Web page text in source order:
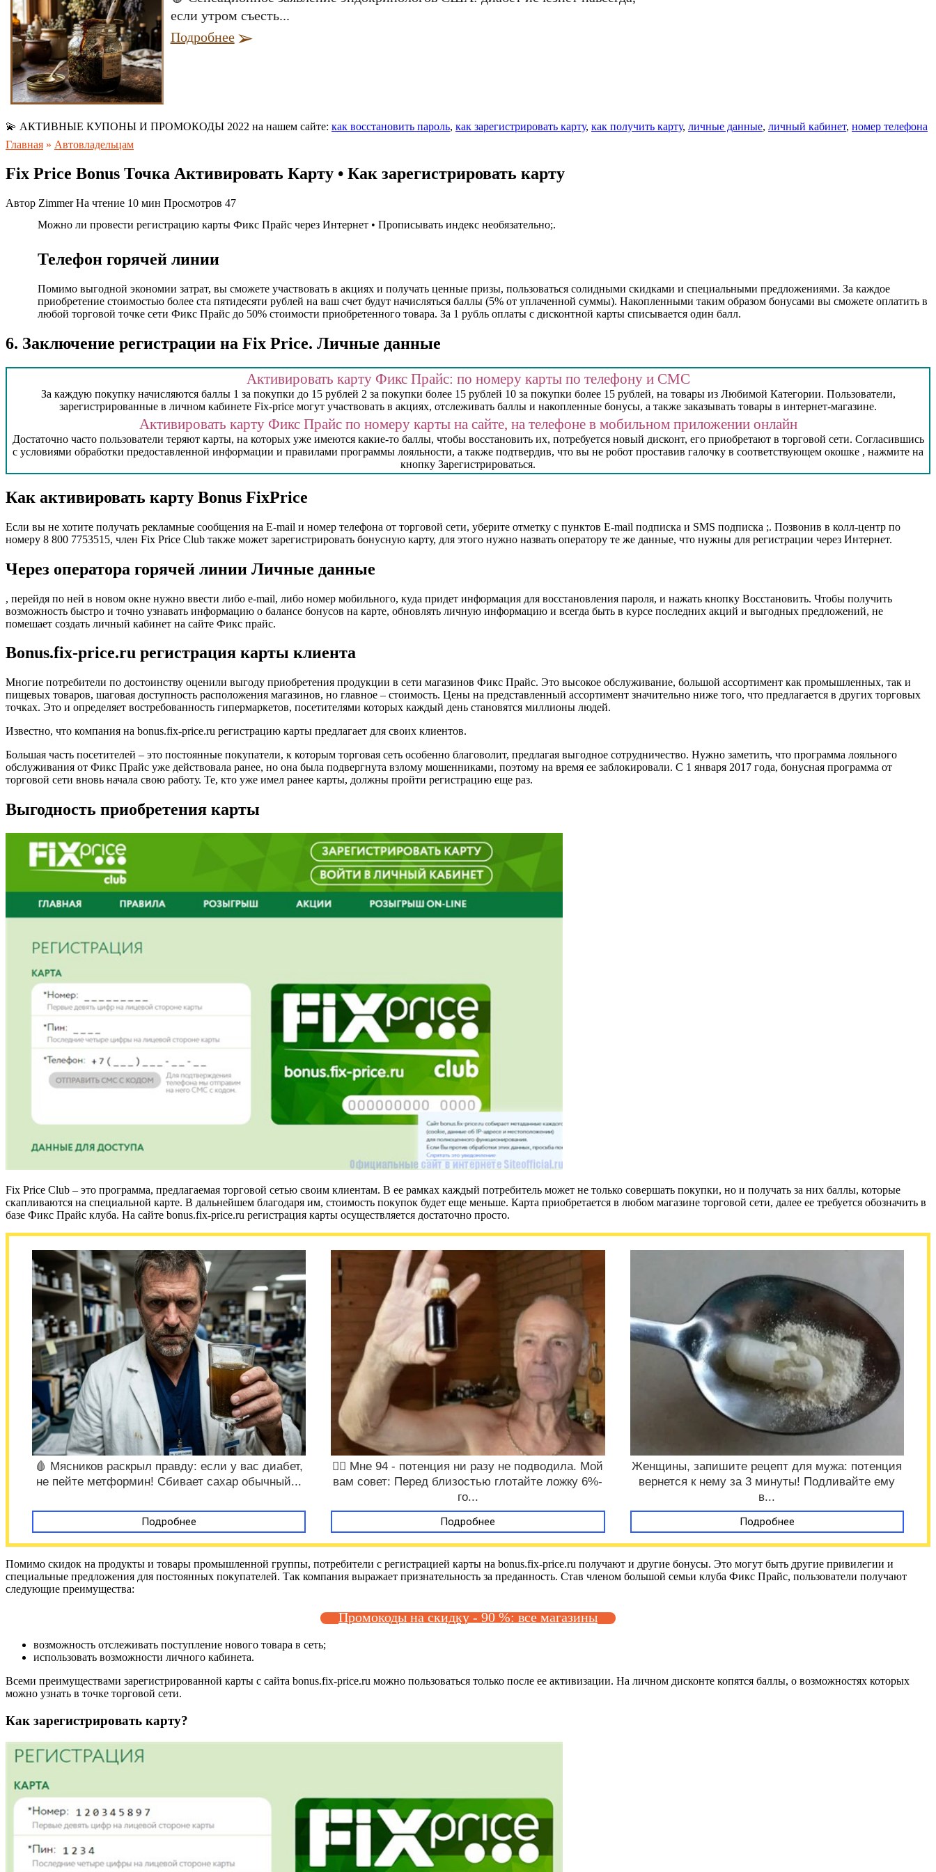
если утром съесть...
Подробнее
💫 АКТИВНЫЕ КУПОНЫ И ПРОМОКОДЫ 2022 на нашем сайте: как восстановить пароль, как зарегистрировать карту, как получить карту, личные данные, личный кабинет, номер телефона
Главная » Автовладельцам
Fix Price Bonus Точка Активировать Карту • Как зарегистрировать карту
Автор Zimmer На чтение 10 мин Просмотров 47
Можно ли провести регистрацию карты Фикс Прайс через Интернет • Прописывать индекс необязательно;.
Телефон горячей линии
Помимо выгодной экономии затрат, вы сможете участвовать в акциях и получать ценные призы, пользоваться солидными скидками и специальными предложениями. За каждое
приобретение стоимостью более ста пятидесяти рублей на ваш счет будут начисляться баллы (5% от уплаченной суммы). Накопленными таким образом бонусами вы сможете оплатить в
любой торговой точке сети Фикс Прайс до 50% стоимости приобретенного товара. За 1 рубль оплаты с дисконтной карты списывается один балл.
6. Заключение регистрации на Fix Price. Личные данные
Активировать карту Фикс Прайс: по номеру карты по телефону и СМС
За каждую покупку начисляются баллы 1 за покупки до 15 рублей 2 за покупки более 15 рублей 10 за покупки более 15 рублей, на товары из Любимой Категории. Пользователи,
зарегистрированные в личном кабинете Fix-price могут участвовать в акциях, отслеживать баллы и накопленные бонусы, а также заказывать товары в интернет-магазине.
Активировать карту Фикс Прайс по номеру карты на сайте, на телефоне в мобильном приложении онлайн
Достаточно часто пользователи теряют карты, на которых уже имеются какие-то баллы, чтобы восстановить их, потребуется новый дисконт, его приобретают в торговой сети. Согласившись
с условиями обработки предоставленной информации и правилами программы лояльности, а также подтвердив, что вы не робот проставив галочку в соответствующем окошке , нажмите на
кнопку Зарегистрироваться.
Как активировать карту Bonus FixPrice
Если вы не хотите получать рекламные сообщения на E-mail и номер телефона от торговой сети, уберите отметку с пунктов E-mail подписка и SMS подписка ;. Позвонив в колл-центр по
номеру 8 800 7753515, член Fix Price Club также может зарегистрировать бонусную карту, для этого нужно назвать оператору те же данные, что нужны для регистрации через Интернет.
Через оператора горячей линии Личные данные
, перейдя по ней в новом окне нужно ввести либо e-mail, либо номер мобильного, куда придет информация для восстановления пароля, и нажать кнопку Восстановить. Чтобы получить
возможность быстро и точно узнавать информацию о балансе бонусов на карте, обновлять личную информацию и всегда быть в курсе последних акций и выгодных предложений, не
помешает создать личный кабинет на сайте Фикс прайс.
Bonus.fix-price.ru регистрация карты клиента
Многие потребители по достоинству оценили выгоду приобретения продукции в сети магазинов Фикс Прайс. Это высокое обслуживание, большой ассортимент как промышленных, так и
пищевых товаров, шаговая доступность расположения магазинов, но главное – стоимость. Цены на представленный ассортимент значительно ниже того, что предлагается в других торговых
точках. Это и определяет востребованность гипермаркетов, посетителями которых каждый день становятся миллионы людей.
Известно, что компания на bonus.fix-price.ru регистрацию карты предлагает для своих клиентов.
Большая часть посетителей – это постоянные покупатели, к которым торговая сеть особенно благоволит, предлагая выгодное сотрудничество. Нужно заметить, что программа лояльного
обслуживания от Фикс Прайс уже действовала ранее, но она была подвергнута взлому мошенниками, поэтому на время ее заблокировали. С 1 января 2017 года, бонусная программа от
торговой сети вновь начала свою работу. Те, кто уже имел ранее карты, должны пройти регистрацию еще раз.
Выгодность приобретения карты
Fix Price Club – это программа, предлагаемая торговой сетью своим клиентам. В ее рамках каждый потребитель может не только совершать покупки, но и получать за них баллы, которые
скапливаются на специальной карте. В дальнейшем благодаря им, стоимость покупок будет еще меньше. Карта приобретается в любом магазине торговой сети, далее ее требуется обозначить в
базе Фикс Прайс клуба. На сайте bonus.fix-price.ru регистрация карты осуществляется достаточно просто.
🩸 Мясников раскрыл правду: если у вас диабет,
не пейте метформин! Сбивает сахар обычный...
Подробнее
❤️‍🔥 Мне 94 - потенция ни разу не подводила. Мой
вам совет: Перед близостью глотайте ложку 6%-
го...
Подробнее
Женщины, запишите рецепт для мужа: потенция
вернется к нему за 3 минуты! Подливайте ему
в...
Подробнее
Помимо скидок на продукты и товары промышленной группы, потребители с регистрацией карты на bonus.fix-price.ru получают и другие бонусы. Это могут быть другие привилегии и
специальные предложения для постоянных покупателей. Так компания выражает признательность за преданность. Став членом большой семьи клуба Фикс Прайс, пользователи получают
следующие преимущества:
Промокоды на скидку - 90 %: все магазины
возможность отслеживать поступление нового товара в сеть;
использовать возможности личного кабинета.
Всеми преимуществами зарегистрированной карты с сайта bonus.fix-price.ru можно пользоваться только после ее активизации. На личном дисконте копятся баллы, о возможностях которых
можно узнать в точке торговой сети.
Как зарегистрировать карту?